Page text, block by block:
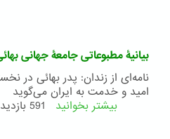
بیانیۀ مطبوعاتی جامعۀ جهانی بهائی - ۱۶ تیر
نامه‌ای از زندان: پدر بهائی در
امید و خدمت به ایران می‌گوید
بیشتر بخوانید درباره
591 بازدید